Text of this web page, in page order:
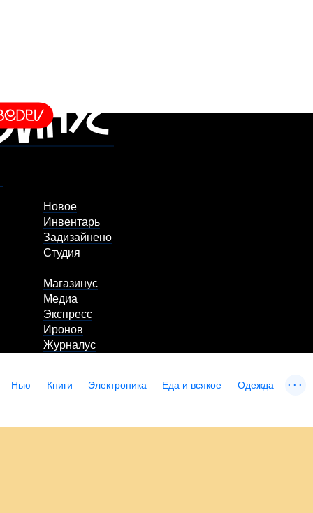
Новое
Инвентарь
Задизайнено
Студия
Магазинус
Медиа
Экспресс
Иронов
Журналус
Нью Книги Электроника Еда и всякое Одежда ...